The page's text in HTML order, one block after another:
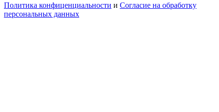
Политика конфиценциальности и Согласие на обработку
персональных данных